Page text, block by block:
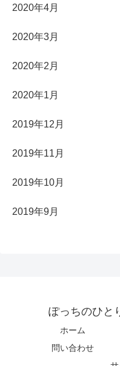
2020年4月
2020年3月
2020年2月
2020年1月
2019年12月
2019年11月
2019年10月
2019年9月
ぽっちのひと
ホーム
問い合わせ